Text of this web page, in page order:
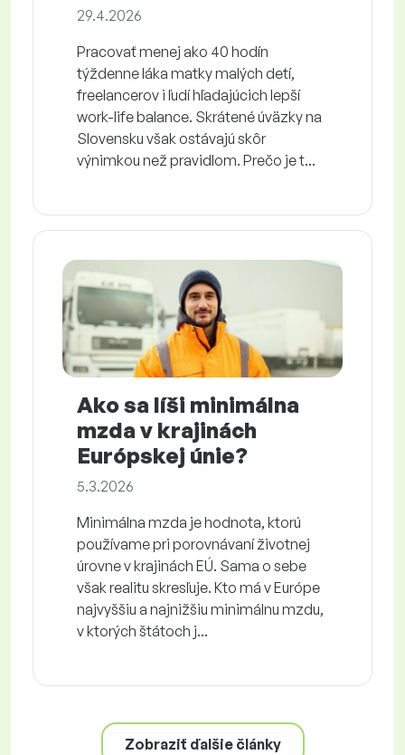
29.4.2026
Pracovať menej ako 40 hodín
týždenne láka matky malých detí,
freelancerov i ľudí hľadajúcich lepší
work-life balance. Skrátené úväzky na
Slovensku však ostávajú skôr
výnimkou než pravidlom. Prečo je t...
Ako sa líši minimálna
mzda v krajinách
Európskej únie?
5.3.2026
Minimálna mzda je hodnota, ktorú
používame pri porovnávaní životnej
úrovne v krajinách EÚ. Sama o sebe
však realitu skresľuje. Kto má v Európe
najvyššiu a najnižšiu minimálnu mzdu,
v ktorých štátoch j...
Zobraziť ďalšie články